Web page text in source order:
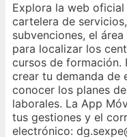
Explora la web
cartelera de
subvenciones, el
para localizar los
cursos de formación.
crear tu demanda de
conocer los planes
laborales. La App
tus gestiones y el
electrónico: